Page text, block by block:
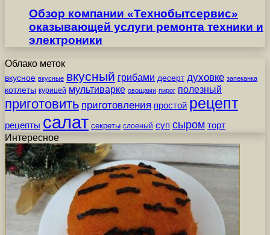
Обзор компании «Технобытсервис»
оказывающей услуги ремонта техники и
электроники
Облако меток
вкусное вкусные вкусный грибами десерт духовке запеканка
котлеты курицей мультиварке овощами пирог полезный
приготовить приготовления простой рецепт
рецепты салат секреты слоеный суп сыром торт
Интересное